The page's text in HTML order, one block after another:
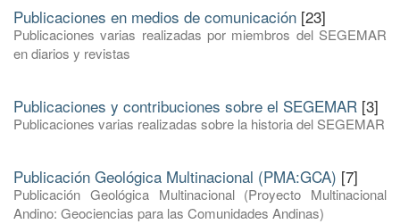
Publicaciones en medios de comunicación [23]
Publicaciones varias realizadas por miembros del SEGEMAR
en diarios y revistas
Publicaciones y contribuciones sobre el SEGEMAR [3]
Publicaciones varias realizadas sobre la historia del SEGEMAR
Publicación Geológica Multinacional (PMA:GCA) [7]
Publicación Geológica Multinacional (Proyecto Multinacional
Andino: Geociencias para las Comunidades Andinas)